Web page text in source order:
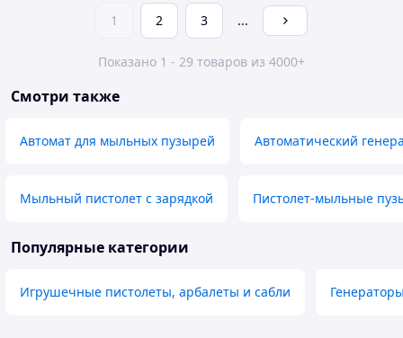
1 2 3 ...
Показано 1 - 29 товаров из 4000+
Смотри также
Автомат для мыльных пузырей Автоматический
Мыльный пистолет с зарядкой Пистолет-мыльные
Популярные категории
Игрушечные пистолеты, арбалеты и сабли